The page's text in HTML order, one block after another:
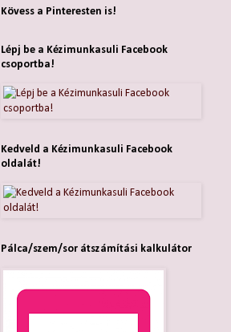
Kövess a Pinteresten is!
Lépj be a Kézimunkasuli Facebook
csoportba!
Kedveld a Kézimunkasuli Facebook
oldalát!
Pálca/szem/sor átszámítási kalkulátor